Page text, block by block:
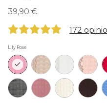
39,90 €
172
Lily Rose